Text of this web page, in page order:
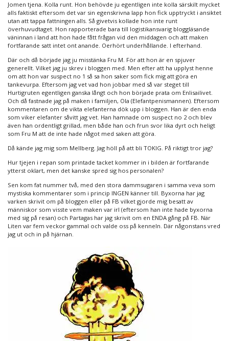
Jomen tjena. Kolla runt. Hon behövde ju egentligen inte kolla särskilt mycket
alls faktiskt eftersom det var sin egenskrivna lapp hon fick upptryckt i ansiktet
utan att tappa fattningen alls. Så givetvis kollade hon inte runt
överhuvudtaget. Hon rapporterade bara till logistikansvarig bloggläsande
väninnan i land att hon hade fått frågan vid den middagen och att maken
fortfarande satt intet ont anande. Oerhört underhållande. I efterhand.
Där och då började jag ju misstänka Fru M. För att hon är en spjuver
generellt. Vilket jag ju skrev i bloggen med. Men efter att ha upplyst henne
om att hon var suspect no 1 så sa hon saker som fick mig att göra en
tankevurpa. Eftersom jag vet vad hon jobbar med så var steget till
Hurtigruten egentligen ganska långt och hon började prata om Enlisailivet.
Och då fastnade jag på maken i familjen, Ola (Elefantpenismannen). Eftersom
kommentaren om de vikta elefanterna dök upp i bloggen. Han är den enda
som viker elefanter såvitt jag vet. Han hamnade om suspect no 2 och blev
även han ordentligt grillad, men både han och frun svor lika dyrt och heligt
som Fru M att de inte hade något med saken att göra.
Då kände jag mig som Mellberg. Jag höll på att bli TOKIG. På riktigt tror jag?
Hur tjejen i repan som printade tacket kommer in i bilden är fortfarande
ytterst oklart, men det kanske spred sig hos personalen?
Sen kom fat nummer två, med den stora dammsugaren i samma veva som
mystiska kommentarer som i princip INGEN känner till. Byxorna har jag
varken skrivit om på bloggen eller på FB vilket gjorde mig besatt av
människor som visste vem maken var irl (eftersom han inte hade byxorna
med sig på resan) och Partagas har jag skrivit om en ENDA gång på FB. När
Liten var fem veckor gammal och valde oss på kenneln. Där någonstans vred
jag ut och in på hjärnan.